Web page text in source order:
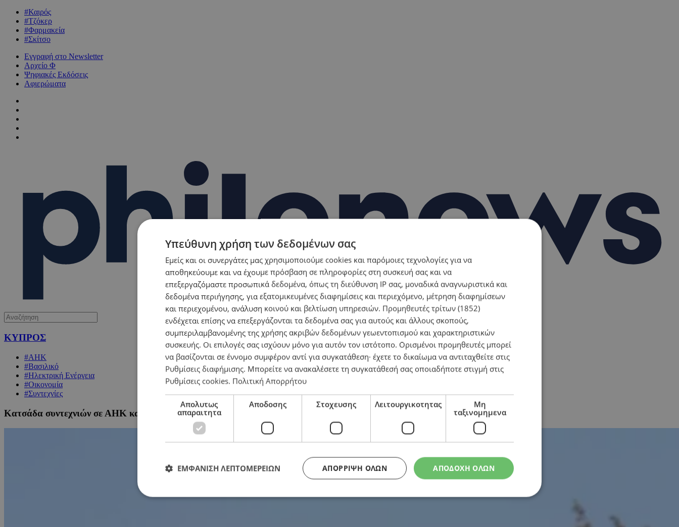
#Καιρός
#Τζόκερ
#Φαρμακεία
#Σκίτσο
Εγγραφή στο Newsletter
Αρχείο Φ
Ψηφιακές Εκδόσεις
Αφιερώματα
ΚΥΠΡΟΣ
#ΑΗΚ
#Βασιλικό
#Ηλεκτρική Ενέργεια
#Οικονομία
#Συντεχνίες
Κατσάδα συντεχνιών σε ΑΗΚ και συναδέλφους τους – Θα πληρώσουμε διπλά για επάρκεια και ασφάλεια ηλεκτρισμού
Υπεύθυνη χρήση των δεδομένων σας
Εμείς και οι συνεργάτες μας χρησιμοποιούμε cookies και παρόμοιες τεχνολογίες για να
αποθηκεύουμε και να έχουμε πρόσβαση σε πληροφορίες στη συσκευή σας και να
επεξεργαζόμαστε προσωπικά δεδομένα, όπως τη διεύθυνση IP σας, μοναδικά αναγνωριστικά και
δεδομένα περιήγησης, για εξατομικευμένες διαφημίσεις και περιεχόμενο, μέτρηση διαφημίσεων
και περιεχομένου, ανάλυση κοινού και βελτίωση υπηρεσιών. Προμηθευτές τρίτων (1852)
ενδέχεται επίσης να επεξεργάζονται τα δεδομένα σας για αυτούς και άλλους σκοπούς,
συμπεριλαμβανομένης της χρήσης ακριβών δεδομένων γεωεντοπισμού και χαρακτηριστικών
συσκευής. Οι επιλογές σας ισχύουν μόνο για αυτόν τον ιστότοπο. Ορισμένοι προμηθευτές μπορεί
να βασίζονται σε έννομο συμφέρον αντί για συγκατάθεση· έχετε το δικαίωμα να αντιταχθείτε στις
Ρυθμίσεις διαφήμισης. Μπορείτε να ανακαλέσετε τη συγκατάθεσή σας οποιαδήποτε στιγμή στις
Ρυθμίσεις cookies. Πολιτική Απορρήτου
Απολυτως
απαραιτητα
Αποδοσης Στοχευσης Λειτουργικοτητας
Μη
ταξινομημενα
ΑΠΟΔΟΧΗ ΟΛΩΝ
ΑΠΌΡΡΙΨΗ ΌΛΩΝ
ΕΜΦΑΝΙΣΗ ΛΕΠΤΟΜΕΡΕΙΩΝ